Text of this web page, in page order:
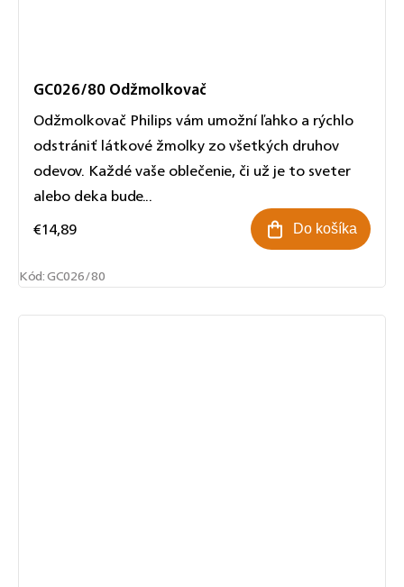
GC026/80 Odžmolkovač
€14,89 Do košíka
Odžmolkovač Philips vám umožní ľahko a rýchlo
odstrániť látkové žmolky zo všetkých druhov
odevov. Každé vaše oblečenie, či už je to sveter
alebo deka bude...
Kód:GC026/80